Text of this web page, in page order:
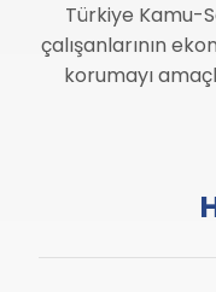
Türkiye Kamu-
çalışanlarının
korumayı